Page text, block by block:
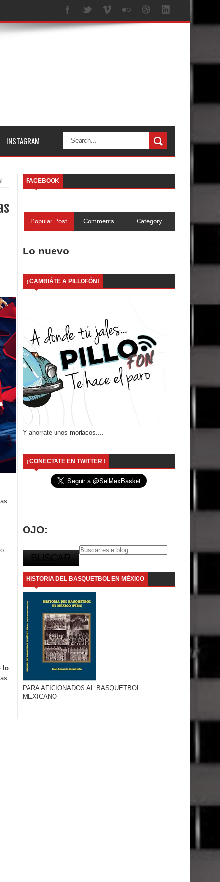
INSTAGRAM
lo
FACEBOOK
Popular Post Comments Category
Lo nuevo
¡ CAMBIÁTE A PILLOFÓN!
Y ahorrate unos morlacos....
¡ CONECTATE EN TWITTER !
OJO:
HISTORIA DEL BASQUETBOL EN MÉXICO
PARA AFICIONADOS AL BASQUETBOL
MEXICANO